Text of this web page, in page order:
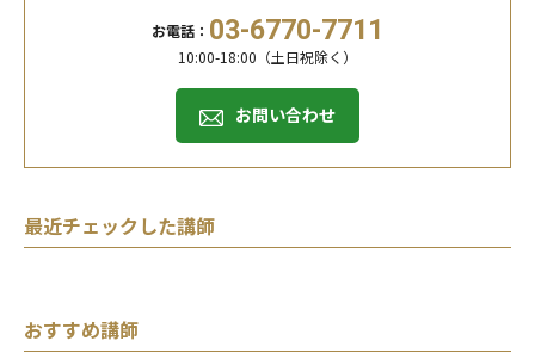
お電話： 03-6770-7711
10:00-18:00（土日祝除く）
お問い合わせ
最近チェックした講師
おすすめ講師